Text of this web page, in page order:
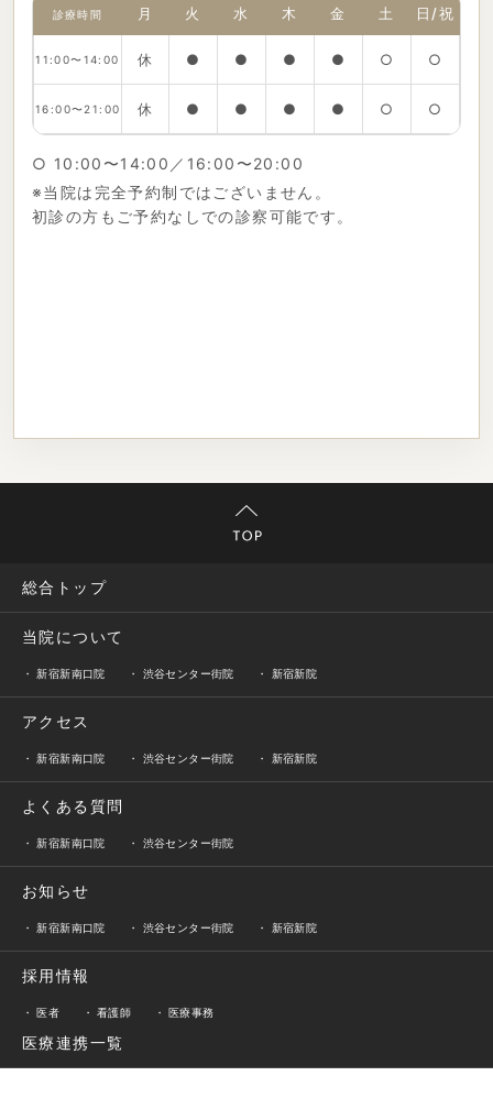
診療時間 月 火 水 木 金 土 日/祝
11:00〜14:00 休 ● ● ● ● ○ ○
16:00〜21:00 休 ● ● ● ● ○ ○
○ 10:00〜14:00／16:00〜20:00
※当院は完全予約制ではございません。
初診の方もご予約なしでの診察可能です。
総合トップ
当院について
新宿新南口院 渋谷センター街院 新宿新院
アクセス
新宿新南口院 渋谷センター街院 新宿新院
よくある質問
新宿新南口院 渋谷センター街院
お知らせ
新宿新南口院 渋谷センター街院 新宿新院
採用情報
医者 看護師 医療事務
医療連携一覧